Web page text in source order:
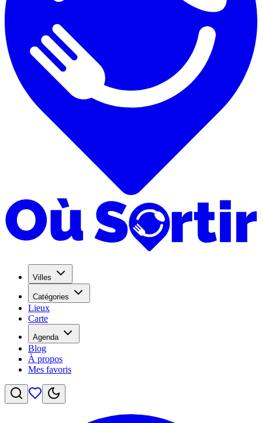
Villes
Catégories
Lieux
Carte
Agenda
Blog
À propos
Mes favoris